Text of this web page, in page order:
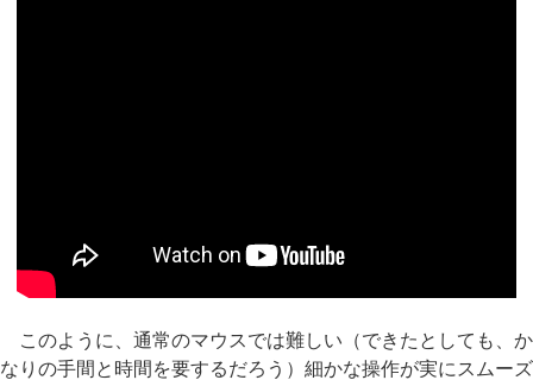
このように、通常のマウスでは難しい（できたとしても、か
なりの手間と時間を要するだろう）細かな操作が実にスムーズ